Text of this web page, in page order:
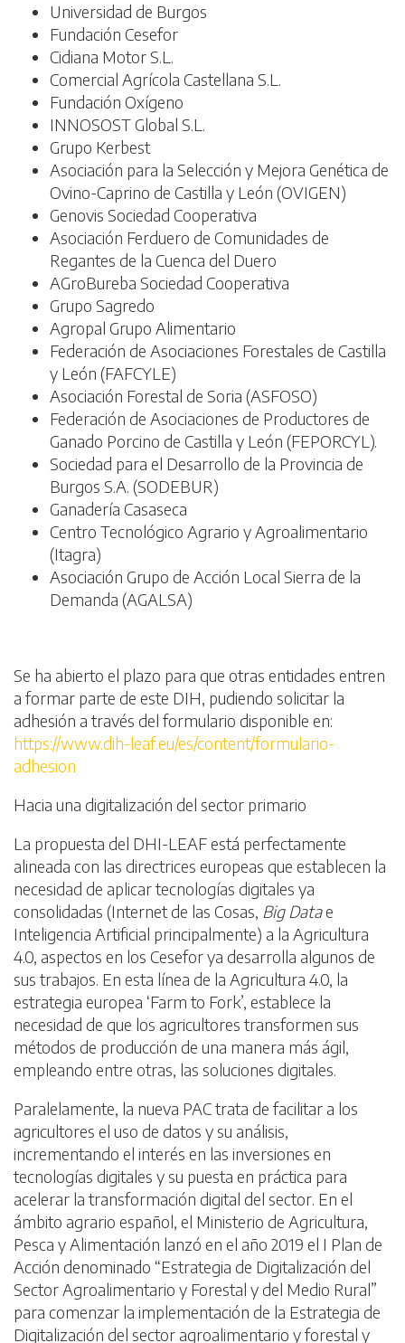
Universidad de Burgos
Fundación Cesefor
Cidiana Motor S.L.
Comercial Agrícola Castellana S.L.
Fundación Oxígeno
INNOSOST Global S.L.
Grupo Kerbest
Asociación para la Selección y Mejora Genética de
Ovino-Caprino de Castilla y León (OVIGEN)
Genovis Sociedad Cooperativa
Asociación Ferduero de Comunidades de
Regantes de la Cuenca del Duero
AGroBureba Sociedad Cooperativa
Grupo Sagredo
Agropal Grupo Alimentario
Federación de Asociaciones Forestales de Castilla
y León (FAFCYLE)
Asociación Forestal de Soria (ASFOSO)
Federación de Asociaciones de Productores de
Ganado Porcino de Castilla y León (FEPORCYL).
Sociedad para el Desarrollo de la Provincia de
Burgos S.A. (SODEBUR)
Ganadería Casaseca
Centro Tecnológico Agrario y Agroalimentario
(Itagra)
Asociación Grupo de Acción Local Sierra de la
Demanda (AGALSA)
Se ha abierto el plazo para que otras entidades entren
a formar parte de este DIH, pudiendo solicitar la
adhesión a través del formulario disponible en:
https://www.dih-leaf.eu/es/content/formulario-
adhesion
Hacia una digitalización del sector primario
La propuesta del DHI-LEAF está perfectamente
alineada con las directrices europeas que establecen la
necesidad de aplicar tecnologías digitales ya
consolidadas (Internet de las Cosas, Big Datae
Inteligencia Artificial principalmente) a la Agricultura
4.0, aspectos en los Cesefor ya desarrolla algunos de
sus trabajos. En esta línea de la Agricultura 4.0, la
estrategia europea ‘Farm to Fork’, establece la
necesidad de que los agricultores transformen sus
métodos de producción de una manera más ágil,
empleando entre otras, las soluciones digitales.
Paralelamente, la nueva PAC trata de facilitar a los
agricultores el uso de datos y su análisis,
incrementando el interés en las inversiones en
tecnologías digitales y su puesta en práctica para
acelerar la transformación digital del sector. En el
ámbito agrario español, el Ministerio de Agricultura,
Pesca y Alimentación lanzó en el año 2019 el I Plan de
Acción denominado “Estrategia de Digitalización del
Sector Agroalimentario y Forestal y del Medio Rural”
para comenzar la implementación de la Estrategia de
Digitalización del sector agroalimentario y forestal y